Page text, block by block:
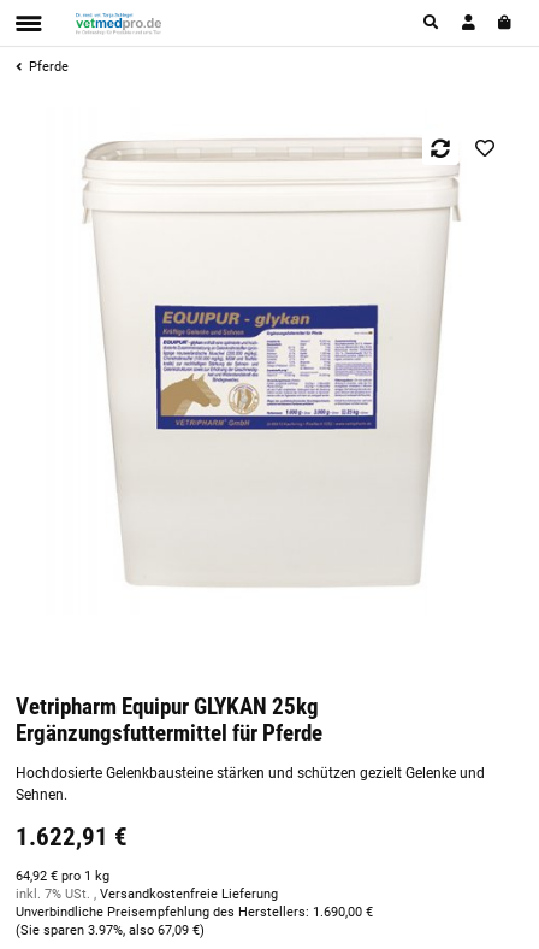
Pferde
Vetripharm Equipur GLYKAN 25kg
Ergänzungsfuttermittel für Pferde
Hochdosierte Gelenkbausteine stärken und schützen gezielt Gelenke und
Sehnen.
1.622,91 €
64,92 € pro 1 kg
inkl. 7% USt. , Versandkostenfreie Lieferung
Unverbindliche Preisempfehlung des Herstellers: 1.690,00 €
(Sie sparen 3.97%, also 67,09 €)